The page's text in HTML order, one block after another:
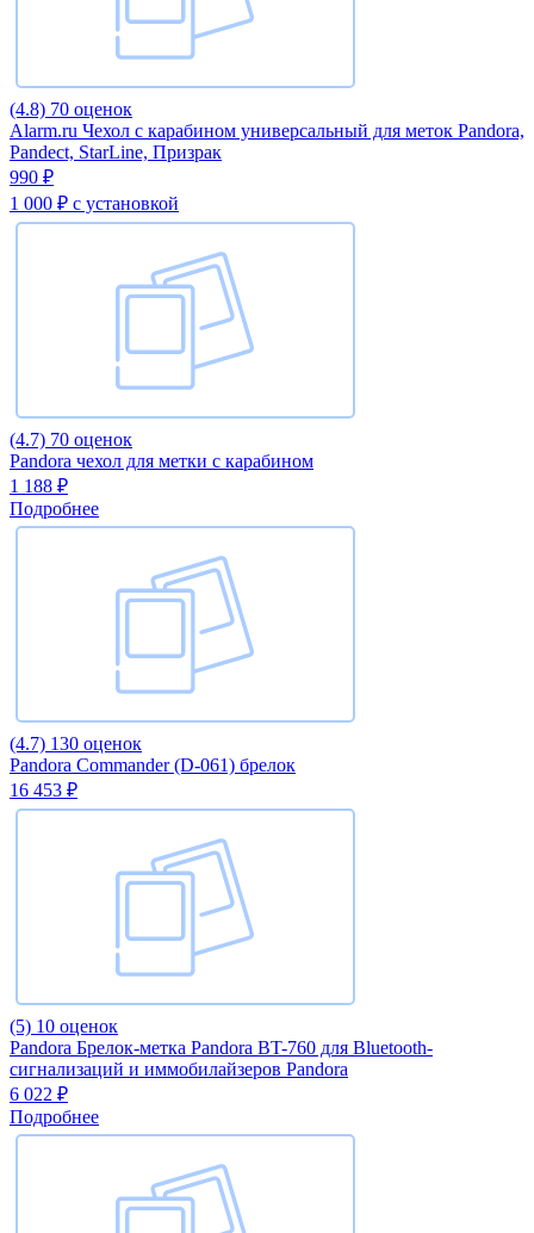
(4.8) 70 оценок
Alarm.ru Чехол с карабином универсальный для меток Pandora,
Pandect, StarLine, Призрак
990 ₽
1 000 ₽ с установкой
(4.7) 70 оценок
Pandora чехол для метки с карабином
1 188 ₽
Подробнее
(4.7) 130 оценок
Pandora Commander (D-061) брелок
16 453 ₽
(5) 10 оценок
Pandora Брелок-метка Pandora BT-760 для Bluetooth-
сигнализаций и иммобилайзеров Pandora
6 022 ₽
Подробнее